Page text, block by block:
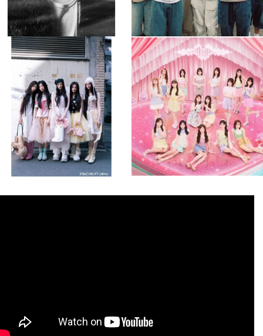
musicjapantv
💡8月特番放送決定！
8月 4
1 0
musicjapantv
💡8月特番放送決定！
...
8月 4
1 0